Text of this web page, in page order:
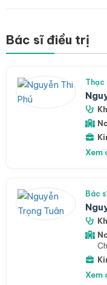
Bác sĩ điều trị
Thạc
Xem
Bác
Xem